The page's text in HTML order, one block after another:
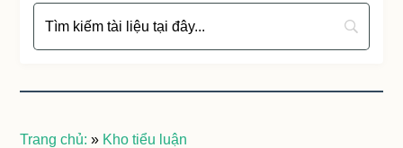
Trang chủ: » Kho tiểu luận